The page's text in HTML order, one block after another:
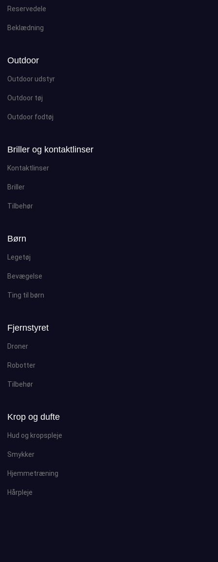
Reservedele
Beklædning
Outdoor
Outdoor udstyr
Outdoor tøj
Outdoor fodtøj
Briller og kontaktlinser
Kontaktlinser
Briller
Tilbehør
Børn
Legetøj
Bevægelse
Ting til børn
Fjernstyret
Droner
Robotter
Tilbehør
Krop og dufte
Hud og kropspleje
Smykker
Hjemmetræning
Hårpleje